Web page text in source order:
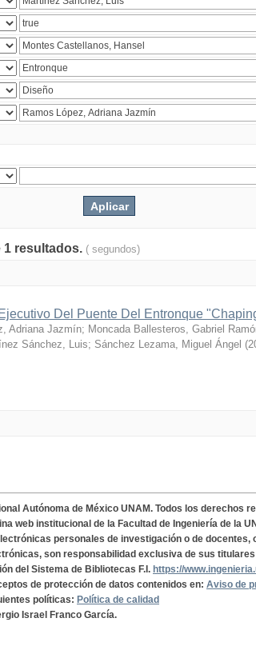
1 resultados. ( segundos)
Del Puente Del Entronque
Adriana Jazmín; Moncada Ballesteros, Gabriel
Sánchez, Luis; Sánchez Lezama, Miguel Ángel (
Autónoma de México UNAM. Todos los derechos
web institucional de la Facultad de Ingeniería de la
personales de investigación o de
son responsabilidad exclusiva de sus
del Sistema de Bibliotecas F.I. https://
de protección de datos contenidos en: Aviso de
políticas: Política de calidad
Israel Franco García.